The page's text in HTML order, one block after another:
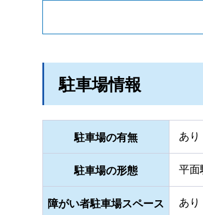
駐車場情報
駐車場の有無 あり
駐車場の形態 平面
障がい者駐車場スペース あり